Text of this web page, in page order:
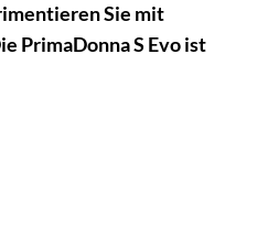
Sie mit
PrimaDonna S Evo ist